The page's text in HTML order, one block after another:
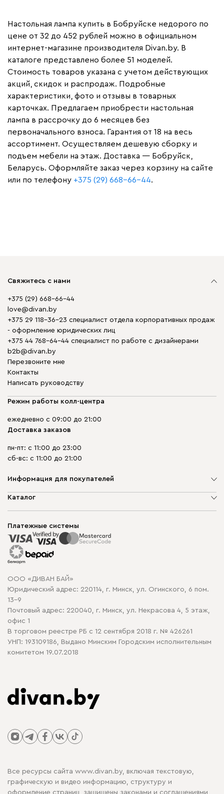
Настольная лампа купить в Бобруйске недорого по
цене от 32 до 452 рублей можно в официальном
интернет-магазине производителя Divan.by. В
каталоге представлено более 51 моделей.
Стоимость товаров указана с учетом действующих
акций, скидок и распродаж. Подробные
характеристики, фото и отзывы в товарных
карточках. Предлагаем приобрести настольная
лампа в рассрочку до 6 месяцев без
первоначального взноса. Гарантия от 18 на весь
ассортимент. Осуществляем дешевую сборку и
подъем мебели на этаж. Доставка — Бобруйск,
Беларусь. Оформляйте заказ через корзину на сайте
или по телефону +375 (29) 668-66-44.
Свяжитесь с нами
+375 (29) 668-66-44
love@divan.by
+375 29 118-36-23 специалист отдела корпоративных продаж
- оформление юридических лиц
+375 44 768-64-44 специалист по работе с дизайнерами
b2b@divan.by
Перезвоните мне
Контакты
Написать руководству
Режим работы колл-центра
ежедневно с 09:00 до 21:00
Доставка заказов
пн-пт: с 11:00 до 23:00
сб-вс: с 11:00 до 21:00
Информация для покупателей
О компании
Способы оплаты
Рассрочка и кредит
Гарантия
Карта сайта
Политика конфиденциальности
Политика в отношении обработки cookie
Каталог
Корпусная мебель
Распродажа мебели
Платежные системы
ООО «ДИВАН БАЙ»
Юридический адрес: 220114, г. Минск, ул. Огинского, 6 пом.
13-9
Почтовый адрес: 220040, г. Минск, ул. Некрасова 4, 5 этаж,
офис 1
В торговом реестре РБ с 12 сентября 2018 г. № 426261
УНП: 193109186, Выдано Минским Городским исполнительным
комитетом 19.07.2018
Все ресурсы сайта www.divan.by, включая текстовую,
графическую и видео информацию, структуру и
оформление страниц, защищены законами и соглашениями